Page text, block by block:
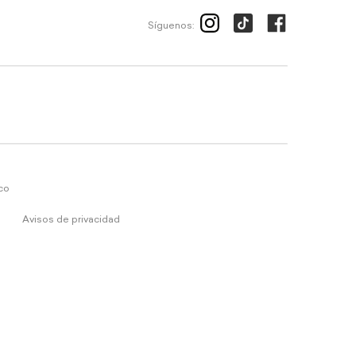
Síguenos:
Avisos de privacidad